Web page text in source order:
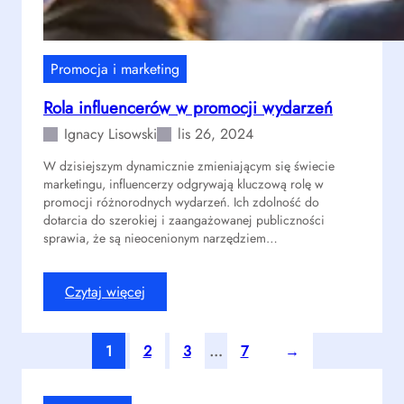
w
a
r
z
ą
d
a
n
i
u
v
n
a
i
f
i
k
a
j
i
d
o
w
ę
s
Promocja i marketing
Rola influencerów w promocji wydarzeń
Ignacy Lisowski lis 26, 2024
W dzisiejszym dynamicznie zmieniającym się świecie
marketingu, influencerzy odgrywają kluczową rolę w
promocji różnorodnych wydarzeń. Ich zdolność do
dotarcia do szerokiej i zaangażowanej publiczności
sprawia, że są nieocenionym narzędziem…
Czytaj więcej
R
l
1 2 3 … 7 →